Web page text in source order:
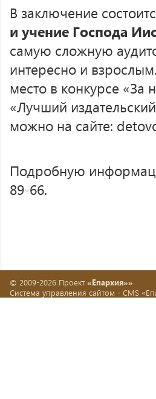
В заключение
и учение Господа
самую сложную
интересно и
место в конкурсе «За
«Лучший
можно на сайте:
Подробную
89-66.
© 2009-2026 Проект «Епархия»»
Система управления сайтом - CMS